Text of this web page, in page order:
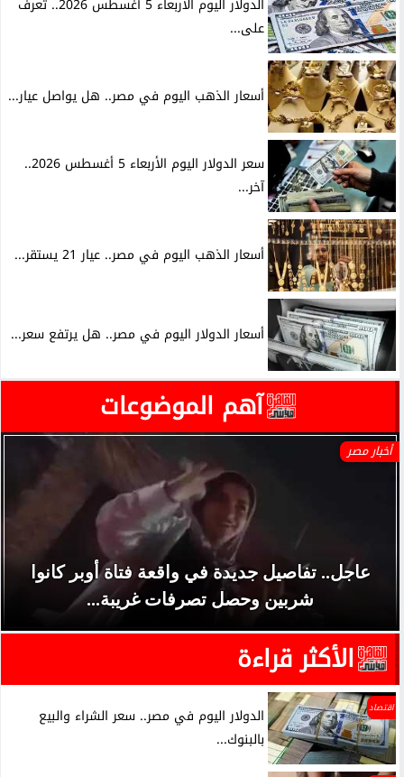
الدولار اليوم الأربعاء 5 أغسطس 2026.. تعرف
على...
أسعار الذهب اليوم في مصر.. هل يواصل عيار...
سعر الدولار اليوم الأربعاء 5 أغسطس 2026..
آخر...
أسعار الذهب اليوم في مصر.. عيار 21 يستقر...
أسعار الدولار اليوم في مصر.. هل يرتفع سعر...
آهم الموضوعات
أخبار مصر
عاجل.. تفاصيل جديدة في واقعة فتاة أوبر كانوا
شربين وحصل تصرفات غريبة...
الأكثر قراءة
اقتصاد
الدولار اليوم في مصر.. سعر الشراء والبيع
بالبنوك...